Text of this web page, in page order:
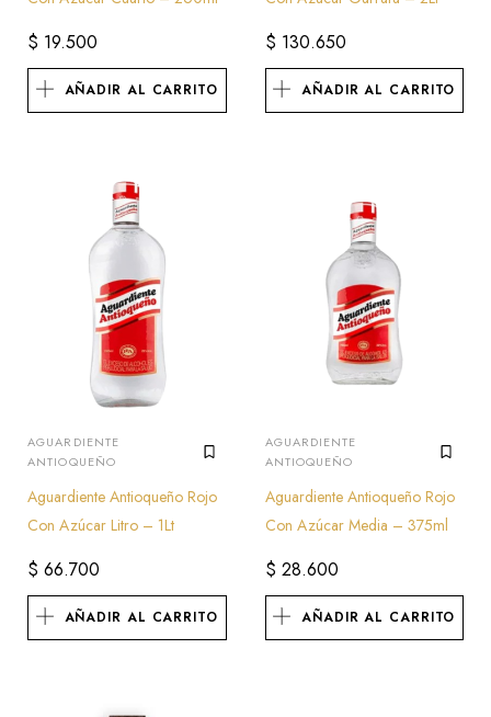
$ 19.500
AÑADIR AL CARRITO
$ 130.650
AÑADIR AL CARRITO
AGUARDIENTE
ANTIOQUEÑO
Aguardiente Antioqueño Rojo
Con Azúcar Litro – 1Lt
$ 66.700
AÑADIR AL CARRITO
AGUARDIENTE
ANTIOQUEÑO
Aguardiente Antioqueño Rojo
Con Azúcar Media – 375ml
$ 28.600
AÑADIR AL CARRITO